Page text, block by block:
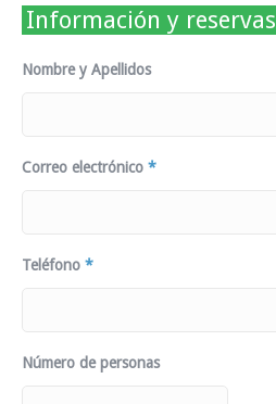
Información y reservas
Nombre y Apellidos
Correo electrónico *
Teléfono *
Número de personas